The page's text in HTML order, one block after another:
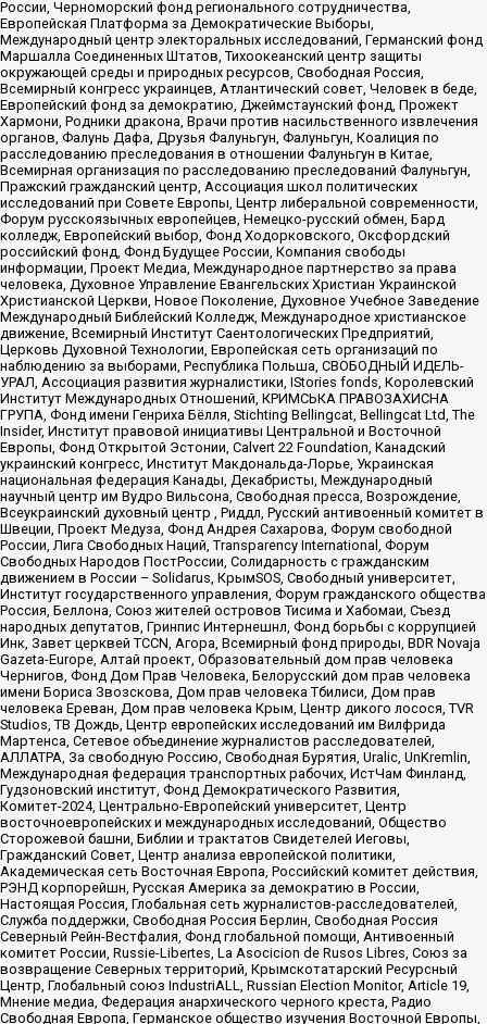
России, Черноморский фонд регионального сотрудничества,
Европейская Платформа за Демократические Выборы,
Международный центр электоральных исследований, Германский фонд
Маршалла Соединенных Штатов, Тихоокеанский центр защиты
окружающей среды и природных ресурсов, Свободная Россия,
Всемирный конгресс украинцев, Атлантический совет, Человек в беде,
Европейский фонд за демократию, Джеймстаунский фонд, Прожект
Хармони, Родники дракона, Врачи против насильственного извлечения
органов, Фалунь Дафа, Друзья Фалуньгун, Фалуньгун, Коалиция по
расследованию преследования в отношении Фалуньгун в Китае,
Всемирная организация по расследованию преследований Фалуньгун,
Пражский гражданский центр, Ассоциация школ политических
исследований при Совете Европы, Центр либеральной современности,
Форум русскоязычных европейцев, Немецко-русский обмен, Бард
колледж, Европейский выбор, Фонд Ходорковского, Оксфордский
российский фонд, Фонд Будущее России, Компания свободы
информации, Проект Медиа, Международное партнерство за права
человека, Духовное Управление Евангельских Христиан Украинской
Христианской Церкви, Новое Поколение, Духовное Учебное Заведение
Международный Библейский Колледж, Международное христианское
движение, Всемирный Институт Саентологических Предприятий,
Церковь Духовной Технологии, Европейская сеть организаций по
наблюдению за выборами, Республика Польша, СВОБОДНЫЙ ИДЕЛЬ-
УРАЛ, Ассоциация развития журналистики, IStories fonds, Королевский
Институт Международных Отношений, КРИМСЬКА ПРАВОЗАХИСНА
ГРУПА, Фонд имени Генриха Бёлля, Stichting Bellingcat, Bellingcat Ltd, The
Insider, Институт правовой инициативы Центральной и Восточной
Европы, Фонд Открытой Эстонии, Calvert 22 Foundation, Канадский
украинский конгресс, Институт Макдональда-Лорье, Украинская
национальная федерация Канады, Декабристы, Международный
научный центр им Вудро Вильсона, Свободная пресса, Возрождение,
Всеукраинский духовный центр , Риддл, Русский антивоенный комитет в
Швеции, Проект Медуза, Фонд Андрея Сахарова, Форум свободной
России, Лига Свободных Наций, Transparеncy International, Форум
Свободных Народов ПостРоссии, Солидарность с гражданским
движением в России – Solidarus, КрымSOS, Свободный университет,
Институт государственного управления, Форум гражданского общества
Россия, Беллона, Союз жителей островов Тисима и Хабомаи, Съезд
народных депутатов, Гринпис Интернешнл, Фонд борьбы с коррупцией
Инк, Завет церквей TCCN, Агора, Всемирный фонд природы, BDR Novaja
Gazeta-Europe, Алтай проект, Образовательный дом прав человека
Чернигов, Фонд Дом Прав Человека, Белорусский дом прав человека
имени Бориса Звозскова, Дом прав человека Тбилиси, Дом прав
человека Ереван, Дом прав человека Крым, Центр дикого лосося, TVR
Studios, ТВ Дождь, Центр европейских исследований им Вилфрида
Мартенса, Сетевое объединение журналистов расследователей,
АЛЛАТРА, За свободную Россию, Свободная Бурятия, Uralic, UnKremlin,
Международная федерация транспортных рабочих, ИстЧам Финланд,
Гудзоновский институт, Фонд Демократического Развития,
Комитет-2024, Центрально-Европейский университет, Центр
восточноевропейских и международных исследований, Общество
Сторожевой башни, Библии и трактатов Свидетелей Иеговы,
Гражданский Совет, Центр анализа европейской политики,
Академическая сеть Восточная Европа, Российский комитет действия,
РЭНД корпорейшн, Русская Америка за демократию в России,
Настоящая Россия, Глобальная сеть журналистов-расследователей,
Служба поддержки, Свободная Россия Берлин, Свободная Россия
Северный Рейн-Вестфалия, Фонд глобальной помощи, Антивоенный
комитет России, Russie-Libertes, La Asocicion de Rusos Libres, Союз за
возвращение Северных территорий, Крымскотатарский Ресурсный
Центр, Глобальный союз IndustriALL, Russian Election Monitor, Article 19,
Мнение медиа, Федерация анархического черного креста, Радио
Свободная Европа, Германское общество изучения Восточной Европы,